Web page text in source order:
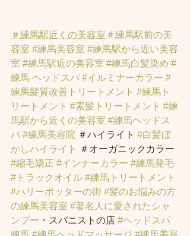
＃練馬駅近くの美容室 ＃練馬駅前の美
容室 #練馬美容室 #練馬駅から近い美容
室 #練馬駅近の美容室 #練馬白髪染め #
練馬 ヘッドスパ #イルミナーカラー #
練馬髪質改善トリートメント #練馬ト
リートメント #素髪トリートメント #練
馬駅から近くの美容室 #練馬ヘッドス
パ #練馬美容院 ＃ハイライト #白髪ぼ
かしハイライト
＃オーガニックカラー
#縮毛矯正 #インナーカラー #練馬発毛
#トラックオイル #練馬トリートメント
#ハリーポッターの街 #髪のお悩みの方
の練馬美容室 #著名人に愛されたシャ
ンプー ・スパニストの店 #ヘッドスパ